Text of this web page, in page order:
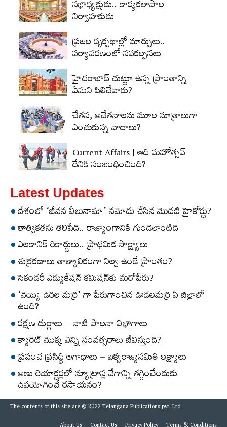
సభాధ్యక్షుడు.. కార్యకలాపాల
నిర్వాహకుడు
ప్రజల దృక్పథాల్లో మార్పులు..
పర్యావరణంలో నవకల్పనలు
హైదరాబాద్‌ చుట్టూ ఉన్న ప్రాంతాన్ని
ఏమని పిలిచేవారు?
చేతన, అచేతనాలను మూల సూత్రాలుగా
ఎంచుకున్న వాదాలు?
Current Affairs | ఆది మహోత్సవ్‌
దేనికి సంబంధించింది?
Latest Updates
దేశంలో ‘జీవన వీలునామా’ నమోదు చేసిన మొదటి హైకోర్టు?
తాత్వికతను తెలిపేది.. రాజ్యాంగానికి గుండెలాంటిది
ఎలకానిక్‌ రికార్డులు.. ప్రాథమిక సాక్ష్యాలు
శుక్రకణాలు తాత్కాలికంగా నిల్వ ఉండే ప్రాంతం?
సెకండరీ ఎడ్యుకేషన్‌ కమిషన్‌కు మరోపేరు?
‘వెయ్యి ఉరిల మర్రి’ గా పేరుగాంచిన ఊడలమర్రి ఏ జిల్లాలో
ఉంది?
రక్షణ దుర్గాలు – నాటి పాలనా విభాగాలు
క్యారెట్‌ మొక్క ఎన్ని సంవత్సరాలు జీవిస్తుంది?
ప్రపంచ ప్రసిద్ధి అగాధాలు – ఐక్యరాజ్యసమితి లక్ష్యాలు
అణు రియాక్టర్లలో న్యూట్రాన్ల వేగాన్ని తగ్గించేందుకు
ఉపయోగించే రసాయనం?
The contents of this site are © 2022 Telangana Publications pvt. Ltd